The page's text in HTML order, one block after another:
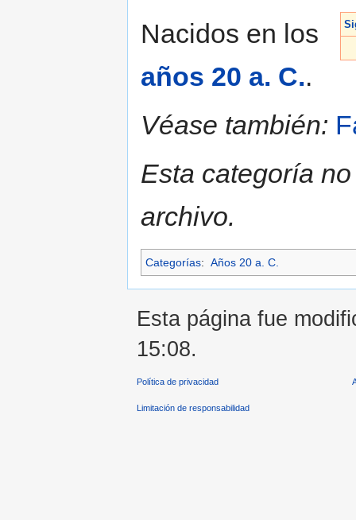
Nacidos en los
años 20 a. C..
Véase también:
Esta categoría
archivo.
Categorías: Años 20 a. C.
Esta página fue
15:08.
Política de privacidad
Limitación de responsabilidad